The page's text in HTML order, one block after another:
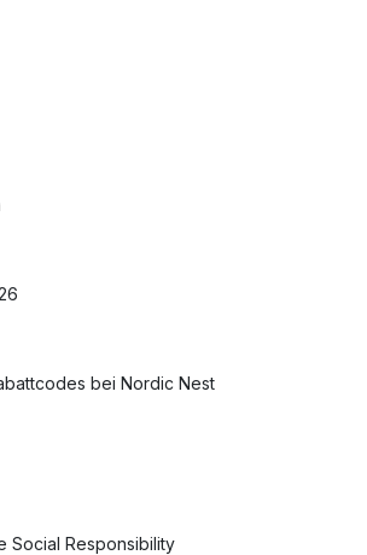
bei Nordic Nest
Social Responsibility